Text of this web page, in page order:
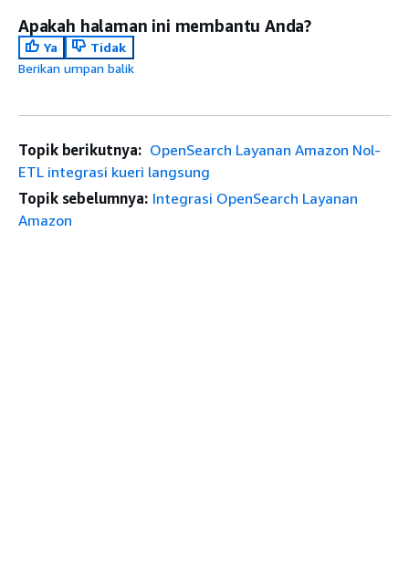
Apakah halaman ini membantu Anda?
Ya
Tidak
Berikan umpan balik
Topik berikutnya: OpenSearch Layanan Amazon Nol-
ETL integrasi kueri langsung
Topik sebelumnya: Integrasi OpenSearch Layanan
Amazon